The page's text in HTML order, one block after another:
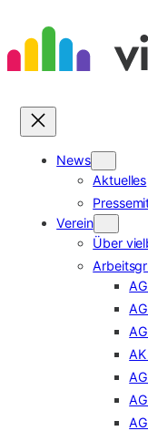
Inhalt
springen
News
Aktuelles
Verein
Über